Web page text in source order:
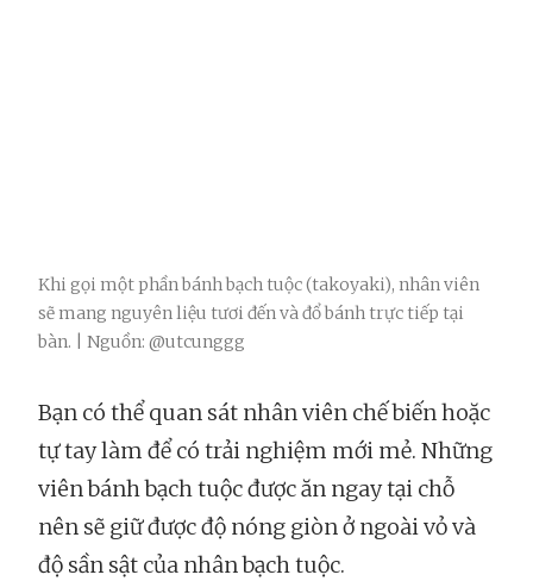
Khi gọi một phần bánh bạch tuộc (takoyaki), nhân viên
sẽ mang nguyên liệu tươi đến và đổ bánh trực tiếp tại
bàn. | Nguồn: @utcunggg
Bạn có thể quan sát nhân viên chế biến hoặc
tự tay làm để có trải nghiệm mới mẻ. Những
viên bánh bạch tuộc được ăn ngay tại chỗ
nên sẽ giữ được độ nóng giòn ở ngoài vỏ và
độ sần sật của nhân bạch tuộc.